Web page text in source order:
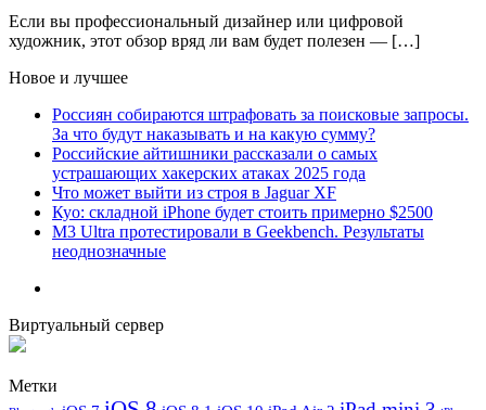
Если вы профессиональный дизайнер или цифровой
художник, этот обзор вряд ли вам будет полезен — […]
Новое и лучшее
Россиян собираются штрафовать за поисковые запросы.
За что будут наказывать и на какую сумму?
Российские айтишники рассказали о самых
устрашающих хакерских атаках 2025 года
Что может выйти из строя в Jaguar XF
Куо: складной iPhone будет стоить примерно $2500
M3 Ultra протестировали в Geekbench. Результаты
неоднозначные
Виртуальный сервер
Метки